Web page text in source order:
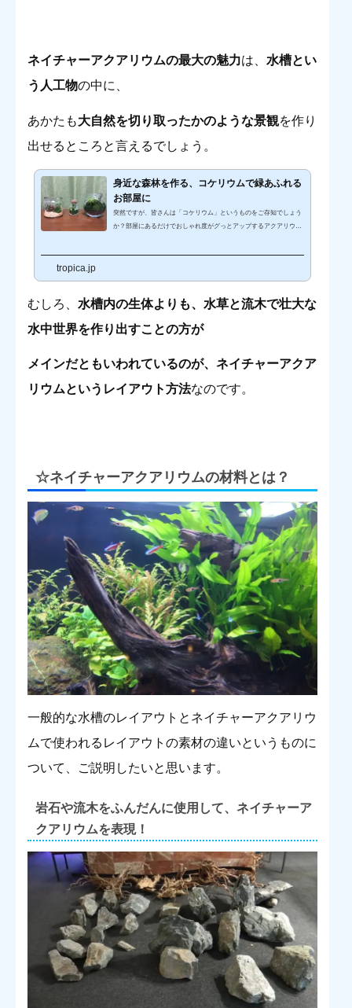
ネイチャーアクアリウムの最大の魅力は、 水槽とい
う人工物の中に、
あかたも大自然を切り取ったかのような景観を作り
出せるところと言えるでしょう。
身近な森林を作る、コケリウムで緑あふれる
お部屋に
突然ですが、皆さんは「コケリウム」というものをご存知でしょう
か？部屋にあるだけでおしゃれ度がグっとアップするアクアリウム
テラリウムのことです。水が入っていないアクアテラリウムと説明
少なく、始めるのにほぼお金がかからないことも魅力の一つです。
tropica.jp
むしろ、 水槽内の生体よりも、水草と流木で壮大な
水中世界を作り出すことの方が
メインだともいわれているのが、ネイチャーアクア
リウムというレイアウト方法なのです。
☆ネイチャーアクアリウムの材料とは？
一般的な水槽のレイアウトとネイチャーアクアリウ
ムで使われるレイアウトの素材の違いというものに
ついて、ご説明したいと思います。
岩石や流木をふんだんに使用して、ネイチャーア
クアリウムを表現！